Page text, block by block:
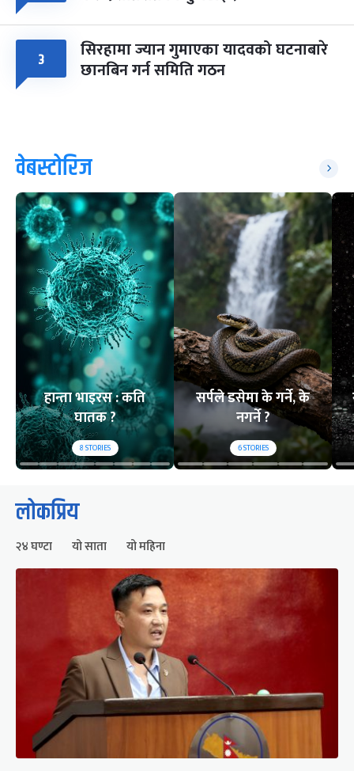
३ सिरहामा ज्यान गुमाएका यादवको घटनाबारे
छानबिन गर्न समिति गठन
वेबस्टोरिज
हान्ता भाइरस : कति
घातक ?
8STORIES
सर्पले डसेमा के गर्ने, के
नगर्ने ?
6STORIES
लोकप्रिय
२४ घण्टा यो साता यो महिना